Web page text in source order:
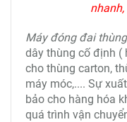
Máy đóng đai thùng
dây thùng cố định (
cho thùng carton,
máy móc,.... Sự
bảo cho hàng hóa
quá trình vận